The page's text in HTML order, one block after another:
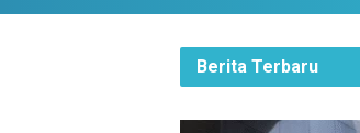
Berita Terbaru